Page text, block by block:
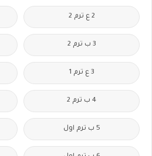
2 ع ترم 2
3 ب ترم 2
3 ع ترم 1
4 ب ترم 2
5 ب ترم اول